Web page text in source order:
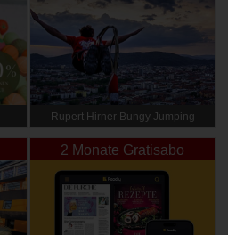
Rupert Hirner Bungy Jumping
2 Monate Gratisabo